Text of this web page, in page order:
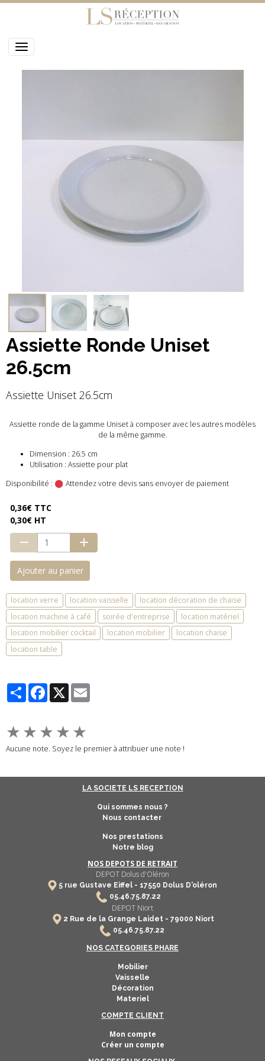
Assiette Ronde Uniset
26.5cm
Assiette Uniset 26.5cm
Assiette ronde de la gamme Uniset à composer avec les autres modèles
de la même gamme.
Dimension : 26.5 cm
Utilisation : Assiette pour plat
Disponibilité :
Attendez votre devis sans envoyer de paiement
0,36€ TTC
0,30€ HT
Ajouter au panier
location verre location vaisselle
location décoration de chaise
location machine à café
soirée d'entreprise
location matériel
location mobilier cocktail
location mobilier
location chaise
location table
PartagerFacebook
X
★★★★★
Aucune note. Soyez le premier à attribuer une note !
LA SOCIETE LS RECEPTION
Qui sommes nous ?
Nous contacter
Nos prestations
Notre blog
NOS DEPOTS DE RETRAIT
DEPOT Dolus d'Oléron
5 rue Gustave Eiffel - 17550 Dolus D'oléron
05.46.75.87.22
DEPOT Niort
2 Rue de la Grange Laidet - 79000 Niort
05.46.75.87.22
NOS CATEGORIES PHARE
Mobilier
Vaisselle
Décoration
Materiel
COMPTE CLIENT
Mon compte
Créer un compte